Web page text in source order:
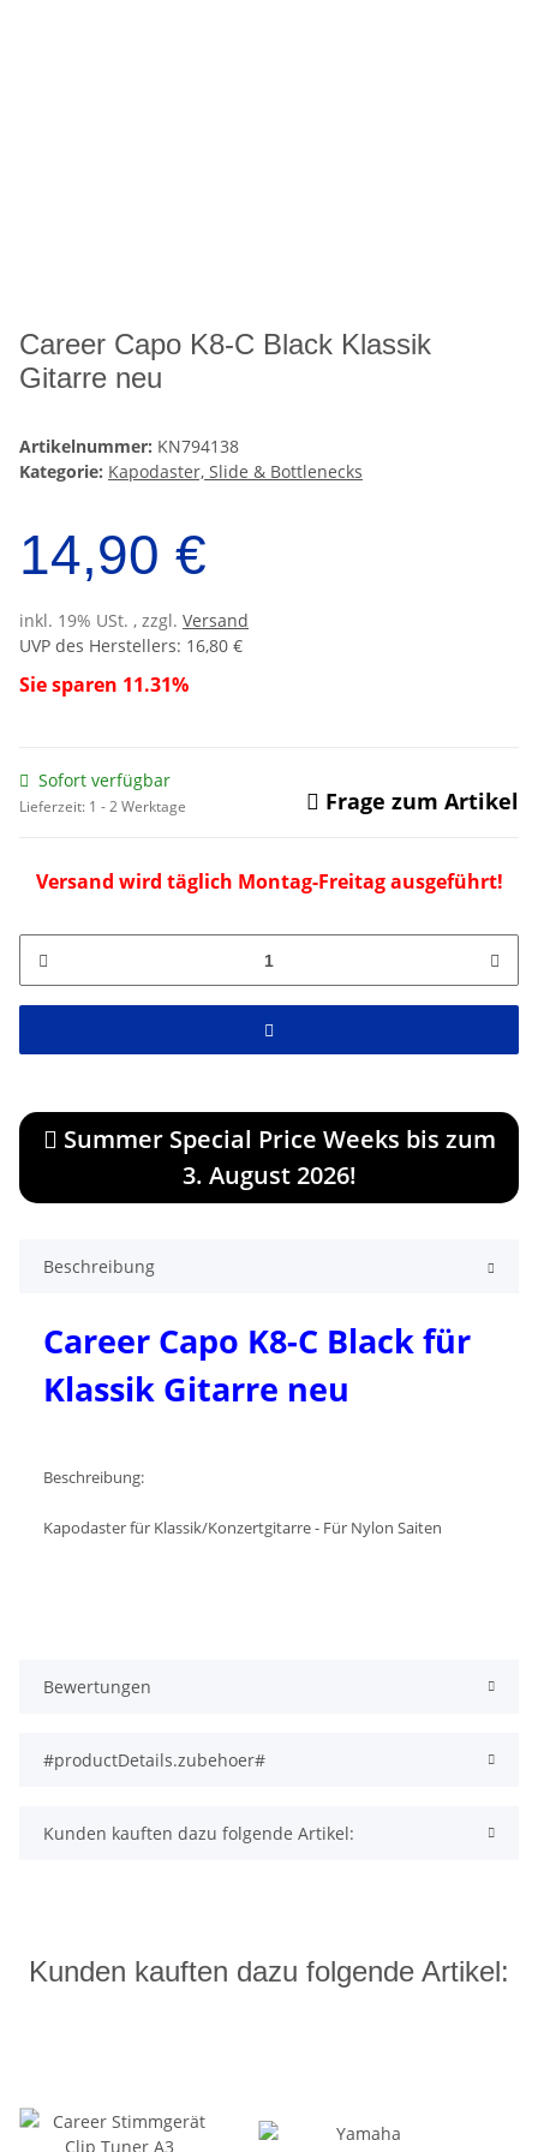
Career Capo K8-C Black Klassik
Gitarre neu
Artikelnummer: KN794138
Kategorie: Kapodaster, Slide & Bottlenecks
14,90 €
inkl. 19% USt. , zzgl. Versand
UVP des Herstellers: 16,80 €
Sie sparen 11.31%
Sofort verfügbar
Lieferzeit: 1 - 2 Werktage Frage zum Artikel
Versand wird täglich Montag-Freitag ausgeführt!
Summer Special Price Weeks bis zum
3. August 2026!
Beschreibung
Career Capo K8-C Black für
Klassik Gitarre neu
Beschreibung:
Kapodaster für Klassik/Konzertgitarre - Für Nylon Saiten
Bewertungen
#productDetails.zubehoer#
Kunden kauften dazu folgende Artikel:
Kunden kauften dazu folgende Artikel: